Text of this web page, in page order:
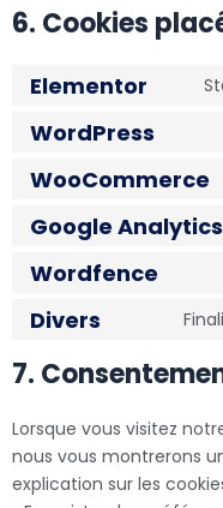
6. Cookies
Elementor
WordPress
WooCommerce
Google Analytics
Wordfence
Divers
7.
Lorsque vous visitez
nous vous montrerons
explication sur les